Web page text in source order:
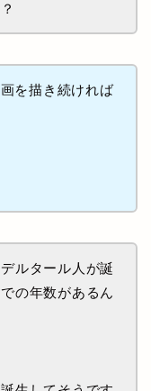
を描き続ければ
ルタール人が誕
の年数があるん